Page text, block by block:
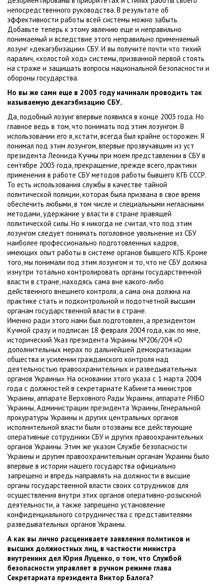
непосредственного руководства. В результате об
эффективности работы всей системы можно забыть.
Добавьте теперь к этому явлению еще и неправильно
понимаемый и вследствие этого неправильно применяемый
лозунг «декагэбизации» СБУ. И вы получите почти что тихий
паралич, «холостой ход» системы, призванной первой стоять
на страже и защищать вопросы национальной безопасности и
обороны государства.
Но вы же сами еще в 2003 году начинали проводить так
называемую декагэбизацию СБУ.
Да, подобный лозунг впервые появился в конце 2003 года. Но
главное ведь в том, что понимать под этим лозунгом. В
использовании его я, кстати, всегда был крайне осторожен. Я
понимал под этим лозунгом, впервые прозвучавшим из уст
президента Леонида Кучмы при моем представлении в СБУ в
сентябре 2003 года, прекращение, прежде всего, практики
применения в работе СБУ методов работы бывшего КГБ СССР.
То есть использования службы в качестве тайной
политической полиции, которая была призвана в свое время
обеспечить любыми, в том числе и специальными негласными
методами, удержание у власти в стране правящей
политической силы. Но я никогда не считал, что под этим
лозунгом следует понимать поголовное увольнение из СБУ
наиболее профессионально подготовленных кадров,
имеющих опыт работы в системе органов бывшего КГБ. Кроме
того, мы понимали под этим лозунгом и то, что не СБУ должна
изнутри тотально контролировать органы государственной
власти в стране, находясь сама вне какого-либо
действенного внешнего контроля, а сама она должна на
практике стать и подконтрольной и подотчетной высшим
органам государственной власти в стране.
Именно ради этого нами был подготовлен, а президентом
Кучмой сразу и подписан 18 февраля 2004 года, как по мне,
исторический Указ президента Украины №206/204 «О
дополнительных мерах по дальнейшей демократизации
общества и усилении гражданского контроля над
деятельностью правоохранительных и разведывательных
органов Украины». На основании этого указа с 1 марта 2004
года с должностей в секретариате Кабинета министров
Украины, аппарате Верховного Рады Украины, аппарате РНБО
Украины, Администрации президента Украины, Генеральной
прокуратуры Украины и других центральных органов
исполнительной власти были отозваны все действующие
оперативные сотрудники СБУ и других правоохранительных
органов Украины. Этим же указом Службе безопасности
Украины и другим правоохранительным органам Украины было
впервые в истории нашего государства официально
запрещено и впредь направлять на должности в высшие
органы государственной власти своих сотрудников для
осуществления внутри этих органов оперативно-розыскной
деятельности, а также запрещено установление
конфиденциального сотрудничества с представителями
разведывательных органов Украины.
А как вы лично расцениваете заявления политиков и
высших должностных лиц, в частности министра
внутренних дел Юрия Луценко, о том, что Службой
безопасности управляет в ручном режиме глава
Секретариата президента Виктор Балога?